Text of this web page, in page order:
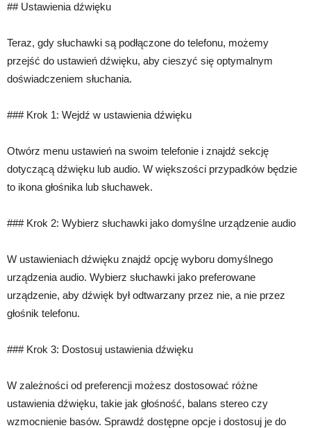
## Ustawienia dźwięku
Teraz, gdy słuchawki są podłączone do telefonu, możemy
przejść do ustawień dźwięku, aby cieszyć się optymalnym
doświadczeniem słuchania.
### Krok 1: Wejdź w ustawienia dźwięku
Otwórz menu ustawień na swoim telefonie i znajdź sekcję
dotyczącą dźwięku lub audio. W większości przypadków będzie
to ikona głośnika lub słuchawek.
### Krok 2: Wybierz słuchawki jako domyślne urządzenie audio
W ustawieniach dźwięku znajdź opcję wyboru domyślnego
urządzenia audio. Wybierz słuchawki jako preferowane
urządzenie, aby dźwięk był odtwarzany przez nie, a nie przez
głośnik telefonu.
### Krok 3: Dostosuj ustawienia dźwięku
W zależności od preferencji możesz dostosować różne
ustawienia dźwięku, takie jak głośność, balans stereo czy
wzmocnienie basów. Sprawdź dostępne opcje i dostosuj je do